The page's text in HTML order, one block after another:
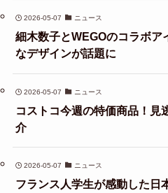
2026-05-07 ニュース
細木数子とWEGOのコラボア
なデザインが話題に
2026-05-07 ニュース
コストコ今週の特価商品！見
介
2026-05-07 ニュース
フランス人学生が感動した日